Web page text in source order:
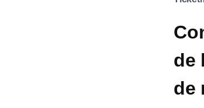
de
de